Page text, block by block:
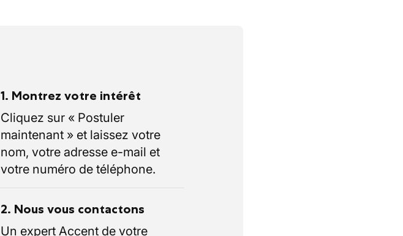
1. Montrez votre intérêt
Cliquez sur « Postuler
maintenant » et laissez votre
nom, votre adresse e-mail et
votre numéro de téléphone.
2. Nous vous contactons
Un expert Accent de votre